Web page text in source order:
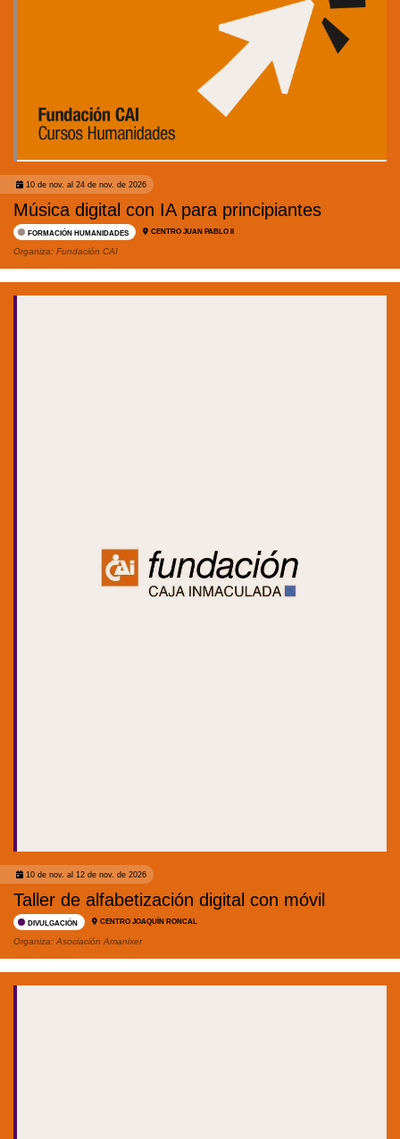
10 de nov. al 24 de nov. de 2026
Música digital con IA para principiantes
FORMACIÓN HUMANIDADES CENTRO JUAN PABLO II
Organiza: Fundación CAI
10 de nov. al 12 de nov. de 2026
Taller de alfabetización digital con móvil
DIVULGACIÓN CENTRO JOAQUÍN RONCAL
Organiza: Asociación Amanixer